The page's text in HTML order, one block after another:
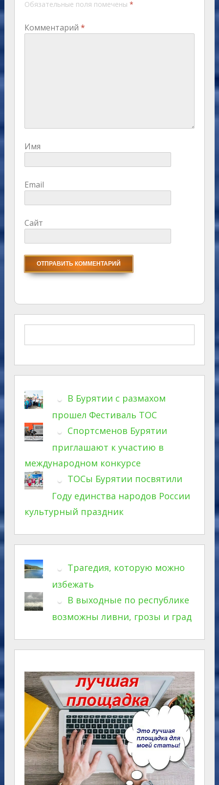
Обязательные поля помечены *
Комментарий *
Имя
Email
Сайт
В Бурятии с размахом
прошел Фестиваль ТОС
Спортсменов Бурятии
приглашают к участию в
международном конкурсе
ТОСы Бурятии посвятили
Году единства народов России
культурный праздник
Трагедия, которую можно
избежать
В выходные по республике
возможны ливни, грозы и град